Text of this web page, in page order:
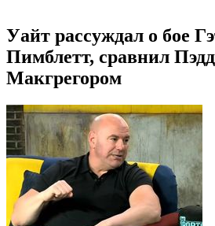
Уайт рассуждал о бое
Пимблетт, сравнил
Макгрегором